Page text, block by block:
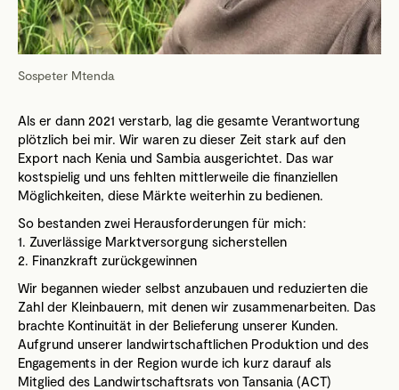
Sospeter Mtenda
Als er dann 2021 verstarb, lag die gesamte Verantwortung
plötzlich bei mir. Wir waren zu dieser Zeit stark auf den
Export nach Kenia und Sambia ausgerichtet. Das war
kostspielig und uns fehlten mittlerweile die finanziellen
Möglichkeiten, diese Märkte weiterhin zu bedienen.
So bestanden zwei Herausforderungen für mich:
1. Zuverlässige Marktversorgung sicherstellen
2. Finanzkraft zurückgewinnen
Wir begannen wieder selbst anzubauen und reduzierten die
Zahl der Kleinbauern, mit denen wir zusammenarbeiten. Das
brachte Kontinuität in der Belieferung unserer Kunden.
Aufgrund unserer landwirtschaftlichen Produktion und des
Engagements in der Region wurde ich kurz darauf als
Mitglied des Landwirtschaftsrats von Tansania (ACT)